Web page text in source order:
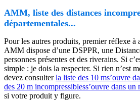
AMM, liste des distances
départementales...
Pour les autres produits, premier réflexe à
AMM dispose d’une DSPPR, une
personnes présentes et des riverains. Si
simple : je dois la respecter. Si rien n’est
devez consulterla liste des 10 ms’ouvre
des 20 m incompressibless’ouvre dans un
si votre produit y figure.